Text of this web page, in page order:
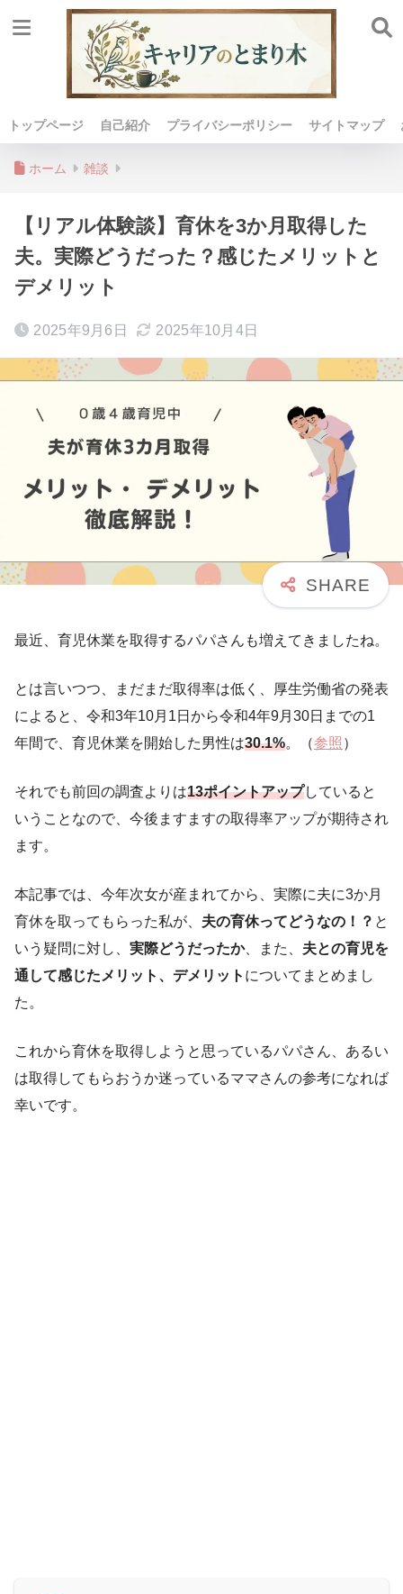
トップページ 自己紹介 プライバシーポリシー サイトマップ
ホーム 雑談
【リアル体験談】育休を3か月取得した
夫。実際どうだった？感じたメリットと
デメリット
2025年9月6日 2025年10月4日
最近、育児休業を取得するパパさんも増えてきましたね。
とは言いつつ、まだまだ取得率は低く、厚生労働省の発表
によると、令和3年10月1日から令和4年9月30日までの1
年間で、育児休業を開始した男性は30.1%。（参照 ）
それでも前回の調査よりは13ポイントアップしていると
いうことなので、今後ますますの取得率アップが期待され
ます。
本記事では、今年次女が産まれてから、実際に夫に3か月
育休を取ってもらった私が、 夫の育休ってどうなの！？ と
いう疑問に対し、 実際どうだったか、また、 夫との育児を
通して感じたメリット、デメリット についてまとめまし
た。
これから育休を取得しようと思っているパパさん、あるい
は取得してもらおうか迷っているママさんの参考になれば
幸いです。